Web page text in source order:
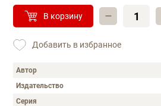
В корзину –
Добавить в избранное
Автор
Издательство
Серия